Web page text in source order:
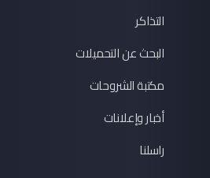
التذاكر
البحث عن التحميلات
مكتبة الشروحات
أخبار وإعلانات
راسلنا